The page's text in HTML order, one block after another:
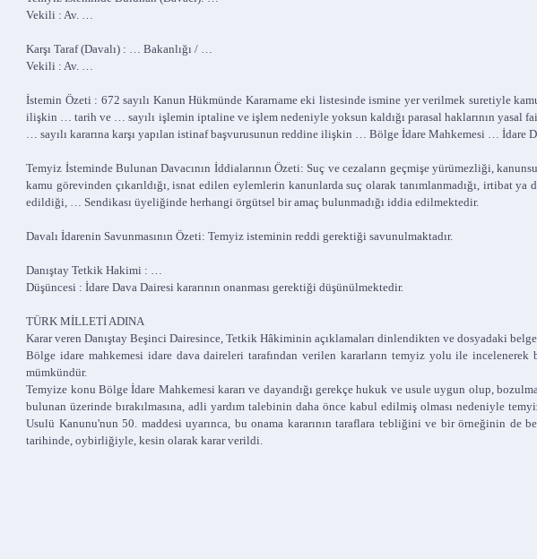
Vekili : Av. …
Karşı Taraf (Davalı) : … Bakanlığı / …
Vekili : Av. …
İstemin Özeti : 672 sayılı Kanun Hükmünde Kararname eki listesinde ismine yer verilmek suretiyle
ilişkin … tarih ve … sayılı işlemin iptaline ve işlem nedeniyle yoksun kaldığı parasal haklarının
… sayılı kararına karşı yapılan istinaf başvurusunun reddine ilişkin … Bölge İdare Mahkemesi …
Temyiz İsteminde Bulunan Davacının İddialarının Özeti: Suç ve cezaların geçmişe yürümezliği,
kamu görevinden çıkarıldığı, isnat edilen eylemlerin kanunlarda suç olarak tanımlanmadığı, irtibat
edildiği, … Sendikası üyeliğinde herhangi örgütsel bir amaç bulunmadığı iddia edilmektedir.
Davalı İdarenin Savunmasının Özeti: Temyiz isteminin reddi gerektiği savunulmaktadır.
Danıştay Tetkik Hakimi : …
Düşüncesi : İdare Dava Dairesi kararının onanması gerektiği düşünülmektedir.
TÜRK MİLLETİ ADINA
Karar veren Danıştay Beşinci Dairesince, Tetkik Hâkiminin açıklamaları dinlendikten ve dosyadaki
Bölge idare mahkemesi idare dava daireleri tarafından verilen kararların temyiz yolu ile
mümkündür.
Temyize konu Bölge İdare Mahkemesi kararı ve dayandığı gerekçe hukuk ve usule uygun olup,
bulunan üzerinde bırakılmasına, adli yardım talebinin daha önce kabul edilmiş olması nedeniyle
Usulü Kanunu'nun 50. maddesi uyarınca, bu onama kararının taraflara tebliğini ve bir örneğinin de
tarihinde, oybirliğiyle, kesin olarak karar verildi.